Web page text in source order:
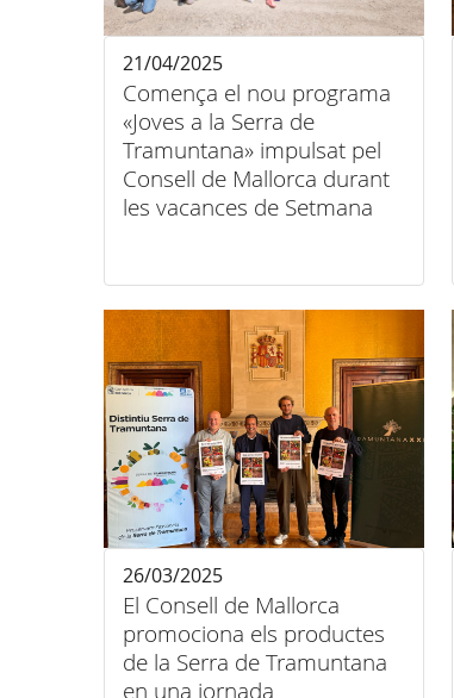
Comença el nou programa
«Joves a la Serra de
Tramuntana» impulsat pel
Consell de Mallorca durant
les vacances de Setmana
21/04/2025
El Consell de Mallorca
promociona els productes
de la Serra de Tramuntana
en una jornada
26/03/2025